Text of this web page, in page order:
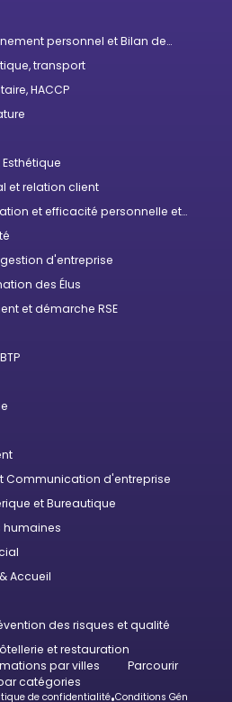
personnel et Bilan de
transport
HACCP
et relation client
et efficacité personnelle et
d'entreprise
des Élus
et démarche RSE
Communication d'entreprise
et Bureautique
humaines
Accueil
des risques et qualité
et restauration
par villes
Parcourir
catégories
de confidentialité Conditions Générales